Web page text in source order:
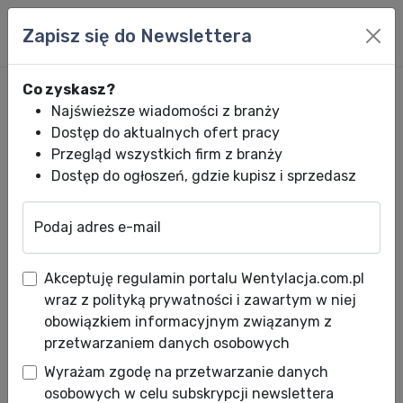
Oficjalna strona producenta
chillerów Rigel
Data publikacji: 02.11.2010
Krótko po pojawieniu się agregatów firmy Rigel
Zapisz się do Newslettera
Co zyskasz?
Najświeższe wiadomości z branży
Dostęp do aktualnych ofert pracy
Przegląd wszystkich firm z branży
Dostęp do ogłoszeń, gdzie kupisz i sprzedasz
Podaj adres e-mail
Akceptuję regulamin portalu Wentylacja.com.pl
wraz z polityką prywatności i zawartym w niej
obowiązkiem informacyjnym związanym z
przetwarzaniem danych osobowych
Wyrażam zgodę na przetwarzanie danych
osobowych w celu subskrypcji newslettera